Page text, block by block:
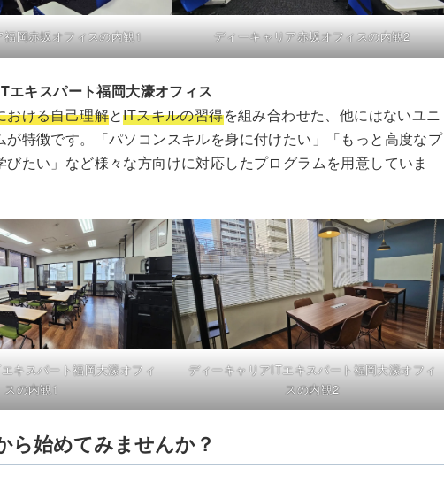
岡赤坂オフィスの内観1 ディーキャリア赤坂オフィスの内観2
エキスパート福岡大濠オフィス
おける自己理解とITスキルの習得を組み合わせた、他にはないユニ
が特徴です。「パソコンスキルを身に付けたい」「もっと高度なプ
びたい」など様々な方向けに対応したプログラムを用意していま
キスパート福岡大濠オフィ
スの内観1
ディーキャリアITエキスパート福岡大濠オフィ
スの内観2
ら始めてみませんか？